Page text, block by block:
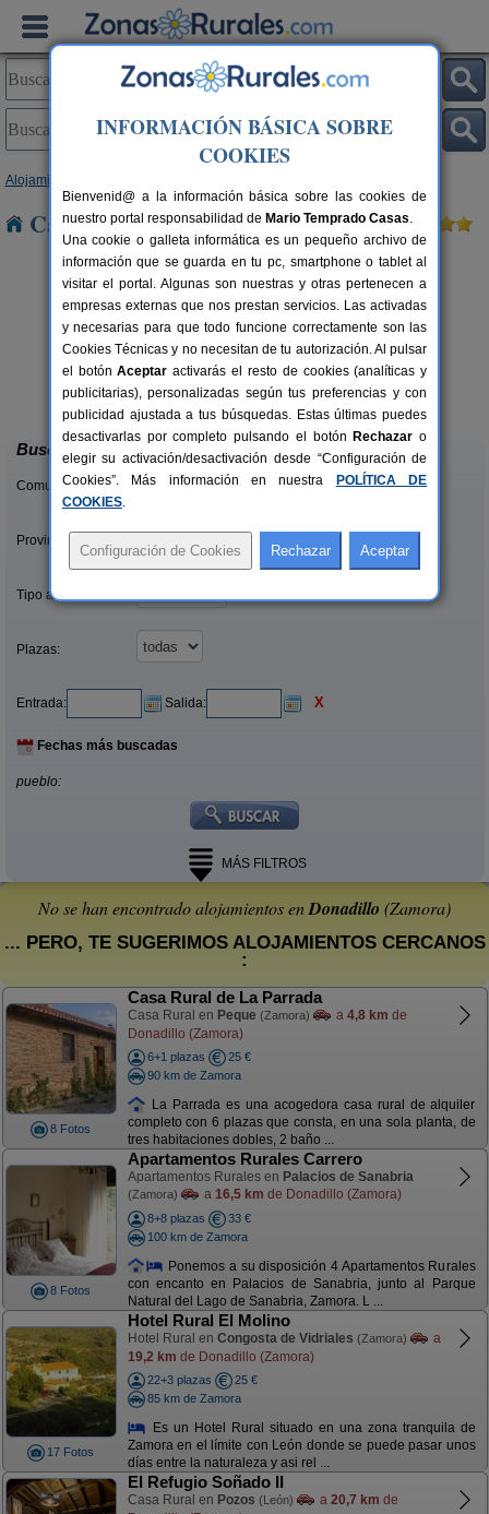
Alojamientos
Casas Rurales cerca de Donadillo
16 pers.
desde38 €
Molino 1914
Montamarta (Zamora)
Buscar
Comunidades:
Provincias/Islas:
Tipo alquiler:
Plazas:
Entrada: Salida: X
Fechas más buscadas
pueblo:
MÁS FILTROS
No se han encontrado alojamientos enDonadillo (Zamora)
... PERO, TE SUGERIMOS ALOJAMIENTOS CERCANOS
:
8 Fotos
Casa Rural de La Parrada
Casa Rural en Peque (Zamora) a 4,8 km de
Donadillo (Zamora)
6+1 plazas
25 €
90 km de Zamora
La Parrada es una acogedora casa rural de alquiler
completo con 6 plazas que consta, en una sola planta, de
tres habitaciones dobles, 2 baño ...
8 Fotos
Apartamentos Rurales Carrero
Apartamentos Rurales en Palacios de Sanabria
(Zamora) a 16,5 km de Donadillo (Zamora)
8+8 plazas
33 €
100 km de Zamora
Ponemos a su disposición 4 Apartamentos Rurales
con encanto en Palacios de Sanabria, junto al Parque
Natural del Lago de Sanabria, Zamora. L ...
17 Fotos
Hotel Rural El Molino
Hotel Rural en Congosta de Vidriales (Zamora)
a
19,2 km de Donadillo (Zamora)
22+3 plazas
25 €
85 km de Zamora
Es un Hotel Rural situado en una zona tranquila de
Zamora en el límite con León donde se puede pasar unos
días entre la naturaleza y asi rel ...
El Refugio Soñado II
Casa Rural en Pozos (León) a 20,7 km de
INFORMACIÓN BÁSICA SOBRE
COOKIES
Bienvenid@ a la información básica sobre las cookies de
nuestro portal responsabilidad de Mario Temprado Casas.
Una cookie o galleta informática es un pequeño archivo de
información que se guarda en tu pc, smartphone o tablet al
visitar el portal. Algunas son nuestras y otras pertenecen a
empresas externas que nos prestan servicios. Las activadas
y necesarias para que todo funcione correctamente son las
Cookies Técnicas y no necesitan de tu autorización. Al pulsar
el botónAceptar activarás el resto de cookies (analíticas y
publicitarias), personalizadas según tus preferencias y con
publicidad ajustada a tus búsquedas. Estas últimas puedes
desactivarlas por completo pulsando el botón Rechazar o
elegir su activación/desactivación desde “Configuración de
Cookies”. Más información en nuestra
POLÍTICA DE
COOKIES.